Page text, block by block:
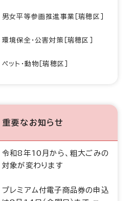
男女平等参画推進事業［瑞穂区］
環境保全・公害対策［瑞穂区］
ペット・動物［瑞穂区］
重要なお知らせ
令和8年10月から、粗大ごみの
対象が変わります
プレミアム付電子商品券の申込